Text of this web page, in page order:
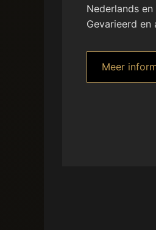
Nederlands en
Gevarieerd en
Meer